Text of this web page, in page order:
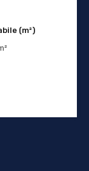
(m²)